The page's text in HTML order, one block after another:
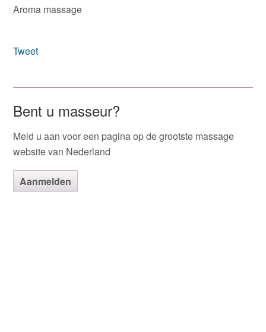
Aroma massage
Tweet
Bent u masseur?
Meld u aan voor een pagina op de grootste massage
website van Nederland
Aanmelden